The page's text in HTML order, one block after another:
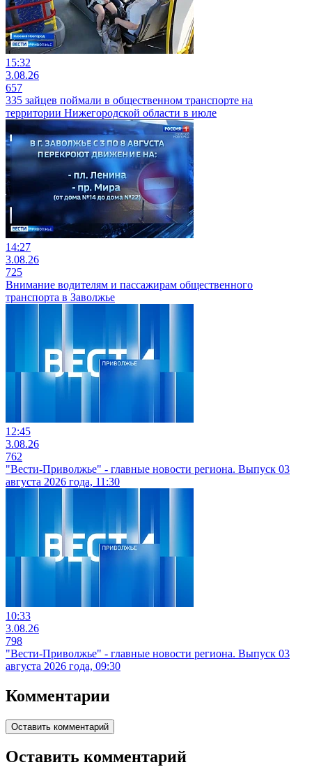
15:32
3.08.26
657
335 зайцев поймали в общественном транспорте на
территории Нижегородской области в июле
14:27
3.08.26
725
Внимание водителям и пассажирам общественного
транспорта в Заволжье
12:45
3.08.26
762
"Вести-Приволжье" - главные новости региона. Выпуск 03
августа 2026 года, 11:30
10:33
3.08.26
798
"Вести-Приволжье" - главные новости региона. Выпуск 03
августа 2026 года, 09:30
Комментарии
Оставить комментарий
Оставить комментарий